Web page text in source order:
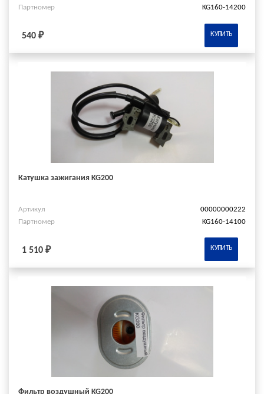
Партномер
KG160-14200
540 ₽ КУПИТЬ
Катушка зажигания KG200
Артикул
00000000222
Партномер
KG160-14100
1 510 ₽ КУПИТЬ
Фильтр воздушный KG200